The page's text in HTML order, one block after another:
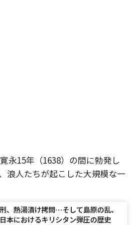
永15年（1638）の間に勃発し
浪人たちが起こした大規模な一
、熱湯漬け拷問…そして島原の乱、
本におけるキリシタン弾圧の歴史